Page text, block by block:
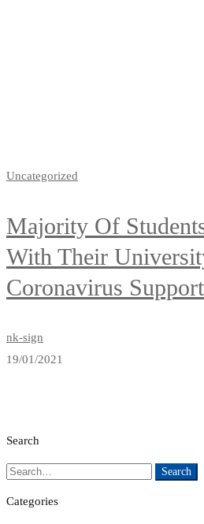
Uncategorized
Majority Of
With Their
Coronavirus Support
nk-sign
19/01/2021
Search
Search
Search
Categories